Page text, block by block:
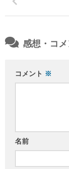
感想・コメ
コメント ※
名前